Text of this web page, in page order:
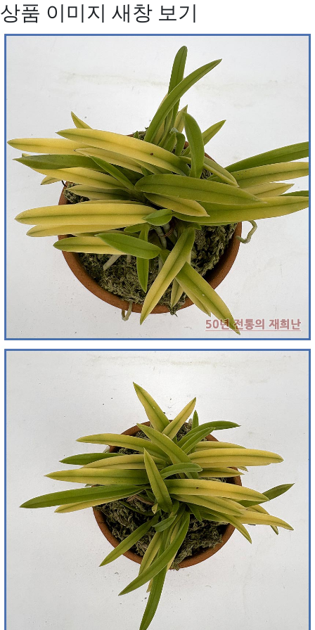
상품 이미지 새창 보기